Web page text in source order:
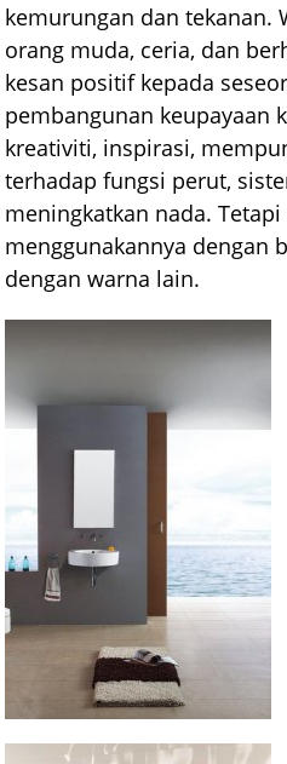
kemurungan dan tekanan.
orang muda, ceria, dan
kesan positif kepada
pembangunan keupayaan
kreativiti, inspirasi,
terhadap fungsi perut,
meningkatkan nada.
menggunakannya dengan
dengan warna lain.